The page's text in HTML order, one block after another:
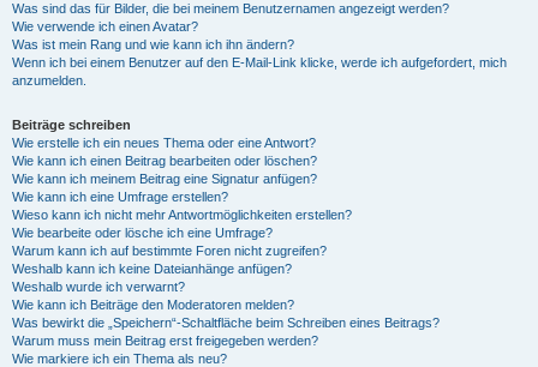
Was sind das für Bilder, die bei meinem Benutzernamen angezeigt werden?
Wie verwende ich einen Avatar?
Was ist mein Rang und wie kann ich ihn ändern?
Wenn ich bei einem Benutzer auf den E-Mail-Link klicke, werde ich aufgefordert, mich
anzumelden.
Beiträge schreiben
Wie erstelle ich ein neues Thema oder eine Antwort?
Wie kann ich einen Beitrag bearbeiten oder löschen?
Wie kann ich meinem Beitrag eine Signatur anfügen?
Wie kann ich eine Umfrage erstellen?
Wieso kann ich nicht mehr Antwortmöglichkeiten erstellen?
Wie bearbeite oder lösche ich eine Umfrage?
Warum kann ich auf bestimmte Foren nicht zugreifen?
Weshalb kann ich keine Dateianhänge anfügen?
Weshalb wurde ich verwarnt?
Wie kann ich Beiträge den Moderatoren melden?
Was bewirkt die „Speichern“-Schaltfläche beim Schreiben eines Beitrags?
Warum muss mein Beitrag erst freigegeben werden?
Wie markiere ich ein Thema als neu?